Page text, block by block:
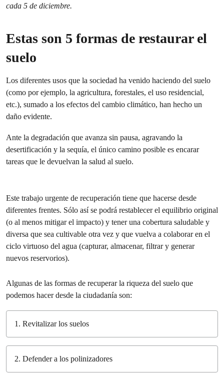
cada 5 de diciembre.
Estas son 5 formas de restaurar el
suelo
Los diferentes usos que la sociedad ha venido haciendo del suelo
(como por ejemplo, la agricultura, forestales, el uso residencial,
etc.), sumado a los efectos del cambio climático, han hecho un
daño evidente.
Ante la degradación que avanza sin pausa, agravando la
desertificación y la sequía, el único camino posible es encarar
tareas que le devuelvan la salud al suelo.
Este trabajo urgente de recuperación tiene que hacerse desde
diferentes frentes. Sólo así se podrá restablecer el equilibrio original
(o al menos mitigar el impacto) y tener una cobertura saludable y
diversa que sea cultivable otra vez y que vuelva a colaborar en el
ciclo virtuoso del agua (capturar, almacenar, filtrar y generar
nuevos reservorios).
Algunas de las formas de recuperar la riqueza del suelo que
podemos hacer desde la ciudadanía son:
1. Revitalizar los suelos
2. Defender a los polinizadores